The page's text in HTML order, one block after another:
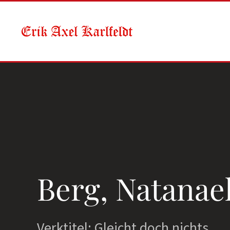
Skip to main content
Berg,